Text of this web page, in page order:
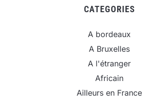
CATEGORIES
A bordeaux
A Bruxelles
A l'étranger
Africain
Ailleurs en France